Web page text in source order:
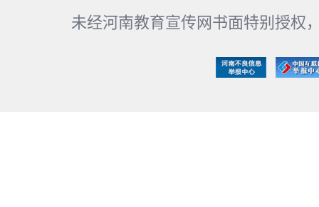
未经河南教育宣传网书面特别授权